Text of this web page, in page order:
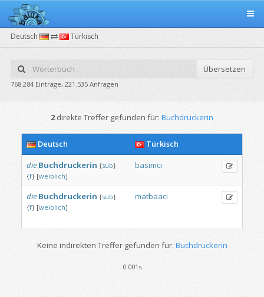
Deutsch Türkisch
Übersetzen
768.284 Einträge, 221.535 Anfragen
2direkte Treffer gefunden für: Buchdruckerin
Deutsch
Türkisch
die Buchdruckerin {sub}
{f} [weiblich]
basımcı
die Buchdruckerin {sub}
{f} [weiblich]
matbaacı
Keine indirekten Treffer gefunden für: Buchdruckerin
0.001s